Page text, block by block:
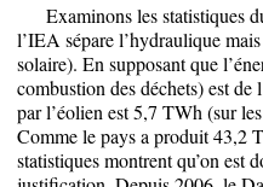
Examinons les statistiques
l’IEA sépare l’hydraulique
solaire). En supposant que
combustion des déchets) est
par l’éolien est 5,7 TWh (sur
Comme le pays a produit 43,2
statistiques montrent qu’on est